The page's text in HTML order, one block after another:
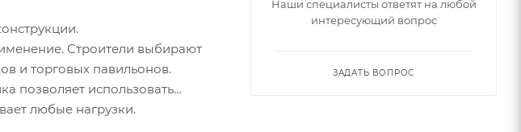
Строители выбирают
и торговых павильонов.
позволяет использовать
любые нагрузки.
Наши специалисты ответят на любой
интересующий вопрос
ЗАДАТЬ ВОПРОС